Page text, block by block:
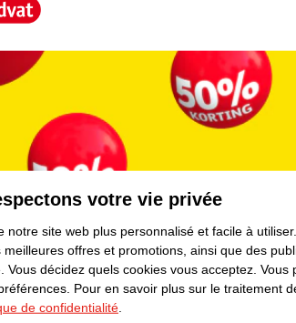
Hansaplast Sparadraps 100 %
Waterproof Aqua Protect Kids
Dispositif médical - 20 pièces
5
votre vie privée
notre site web plus personnalisé et facile à utiliser.
meilleures offres et promotions, ainsi que des
Vous décidez quels cookies vous acceptez. Vous
Pour en savoir plus sur le traitement
de confidentialité